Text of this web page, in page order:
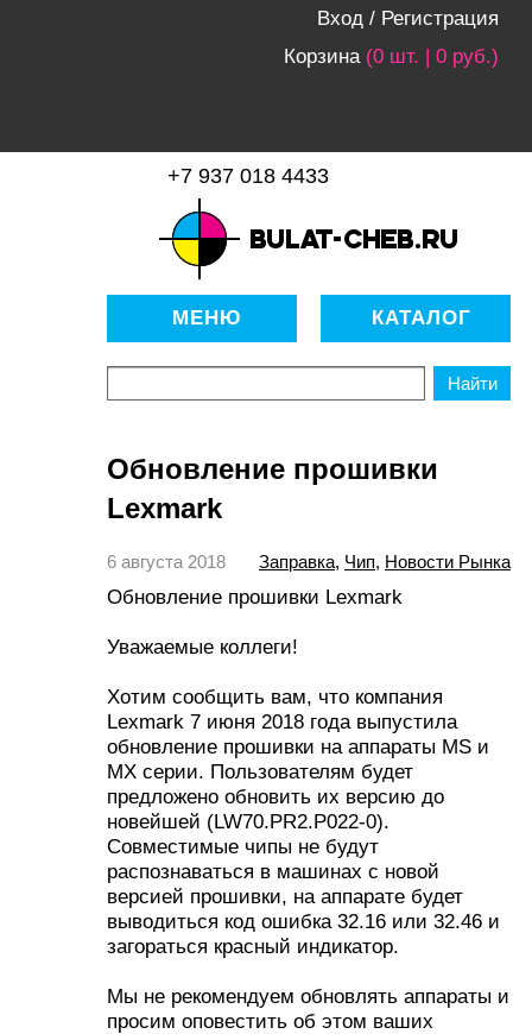
Вход / Регистрация
Корзина (0 шт. | 0 руб.)
материалы для копировально-
множительной техники
+7 937 018 4433
МЕНЮ КАТАЛОГ
Обновление прошивки
Lexmark
6 августа 2018 Заправка, Чип, Новости Рынка
Обновление прошивки Lexmark
Уважаемые коллеги!
Хотим сообщить вам, что компания
Lexmark 7 июня 2018 года выпустила
обновление прошивки на аппараты MS и
MX серии. Пользователям будет
предложено обновить их версию до
новейшей (LW70.PR2.P022-0).
Совместимые чипы не будут
распознаваться в машинах с новой
версией прошивки, на аппарате будет
выводиться код ошибка 32.16 или 32.46 и
загораться красный индикатор.
Мы не рекомендуем обновлять аппараты и
просим оповестить об этом ваших